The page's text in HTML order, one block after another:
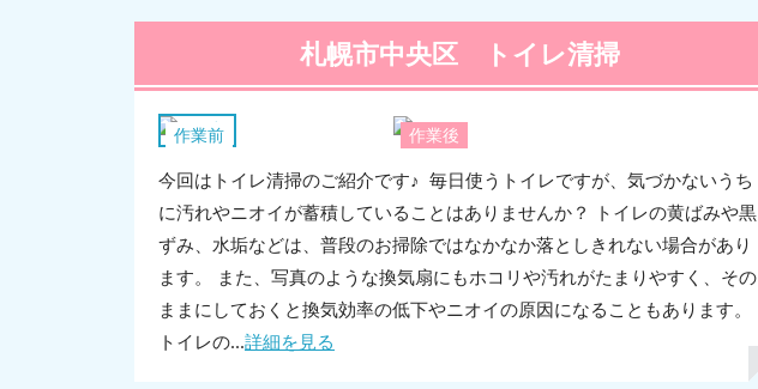
札幌市中央区 トイレ清掃
作業前 作業後
換気扇
今回はトイレ清掃のご紹介です♪ 毎日使うトイレですが、気づかないうち
に汚れやニオイが蓄積していることはありませんか？ トイレの黄ばみや黒
ずみ、水垢などは、普段のお掃除ではなかなか落としきれない場合があり
ます。 また、写真のような換気扇にもホコリや汚れがたまりやすく、その
ままにしておくと換気効率の低下やニオイの原因になることもあります。
トイレの...詳細を見る